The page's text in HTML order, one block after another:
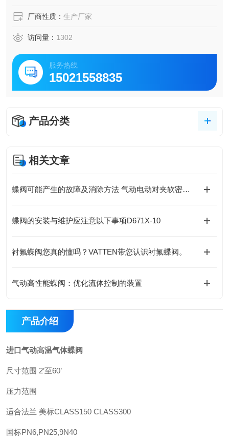
厂商性质： 生产厂家
访问量： 1302
服务热线
15021558835
产品分类
相关文章
蝶阀可能产生的故障及消除方法 气动电动对夹软密封蝶阀
蝶阀的安装与维护应注意以下事项D671X-10
衬氟蝶阀您真的懂吗？VATTEN带您认识衬氟蝶阀。
气动高性能蝶阀：优化流体控制的装置
产品介绍
进口气动高温气体蝶阀
尺寸范围 2’至60’
压力范围
适合法兰 美标CLASS150 CLASS300
国标PN6,PN25,9N40